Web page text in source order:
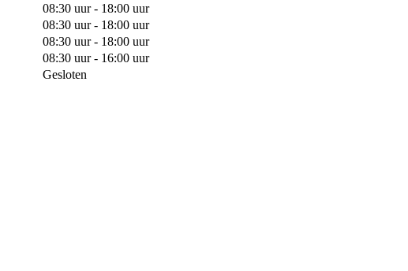
08:30 uur - 18:00 uur
08:30 uur - 18:00 uur
08:30 uur - 18:00 uur
08:30 uur - 16:00 uur
Gesloten